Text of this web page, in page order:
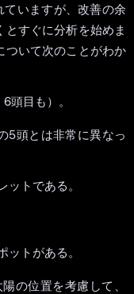
いますが、改善の余
とすぐに分析を始めま
ついて次のことがわか
頭目も）。
5頭とは非常に異なっ
トである。
トがある。
の位置を考慮して、